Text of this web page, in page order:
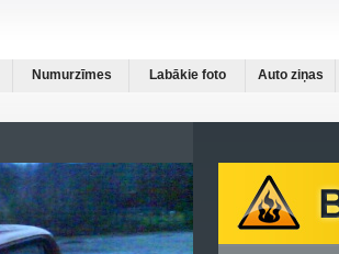
Numurzīmes Labākie foto Auto ziņas